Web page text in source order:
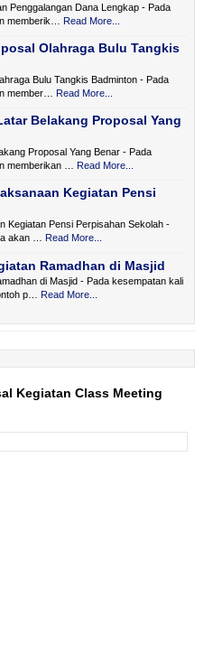
Penggalangan Dana Lengkap - Pada
memberik…
Read More...
Olahraga Bulu Tangkis
Bulu Tangkis Badminton - Pada
member…
Read More...
Belakang Proposal Yang
Proposal Yang Benar - Pada
memberikan …
Read More...
Kegiatan Pensi
Kegiatan Pensi Perpisahan Sekolah -
akan …
Read More...
Ramadhan di Masjid
di Masjid - Pada kesempatan kali
p…
Read More...
Kegiatan Class Meeting